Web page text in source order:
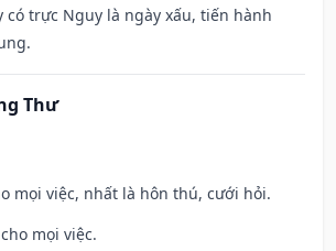
có trực Nguy là ngày xấu, tiến hành
Thư
mọi việc, nhất là hôn thú, cưới hỏi.
mọi việc.